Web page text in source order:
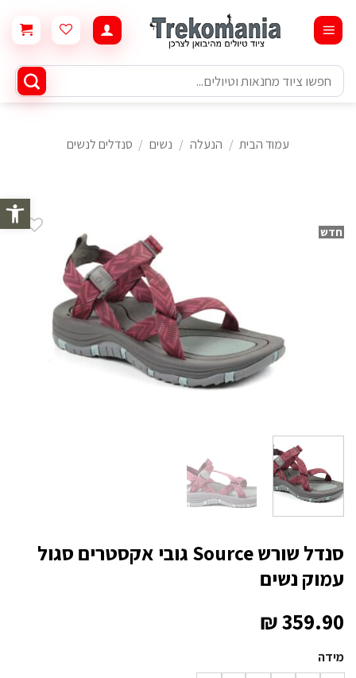
פתח
content
חיפוש
עבור:
עמוד הבית / הנעלה / נשים / סנדלים לנשים
חדש
סנדל שורש Source גובי אקסטרים סגול
עמוק נשים
₪359.90
מידה